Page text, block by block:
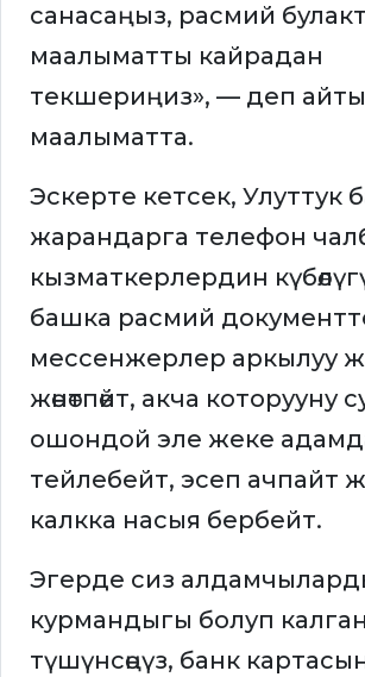
санасаңыз, расмий
маалыматты кайрадан
текшериңиз», — деп
маалыматта.
Эскерте кетсек, Улуттук
жарандарга телефон
кызматкерлердин
башка расмий
мессенжерлер аркылуу
жөнөтпөйт, акча которууну
ошондой эле жеке
тейлебейт, эсеп ачпайт
калкка насыя бербейт.
Эгерде сиз
курмандыгы болуп
түшүнсөңүз, банк